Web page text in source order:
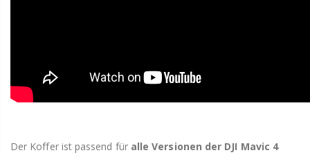
Der Koffer ist passend für alle Versionen der DJI Mavic 4